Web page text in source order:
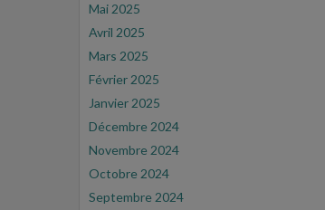
Mai 2025
Avril 2025
Mars 2025
Février 2025
Janvier 2025
Décembre 2024
Novembre 2024
Octobre 2024
Septembre 2024